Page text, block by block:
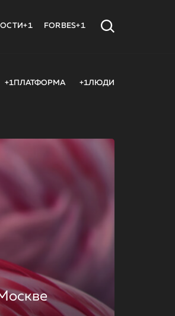
FORBES+1
+1ПЛАТФОРМА +1ЛЮДИ